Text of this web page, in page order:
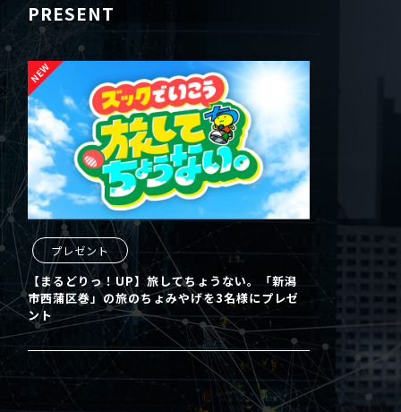
PRESENT
プレゼント
【まるどりっ！UP】旅してちょうない。「新潟
市西蒲区巻」の旅のちょみやげを3名様にプレゼ
ント